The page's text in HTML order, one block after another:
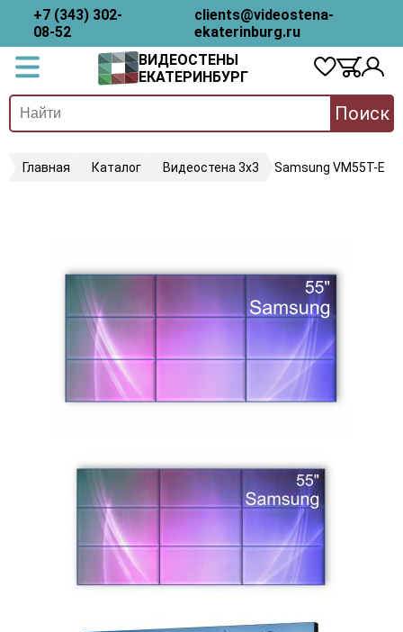
+7 (343) 302-
08-52
clients@videostena-
ekaterinburg.ru
ВИДЕОСТЕНЫ
ЕКАТЕРИНБУРГ
Поиск
Главная Каталог Видеостена 3х3 Samsung VM55T-E